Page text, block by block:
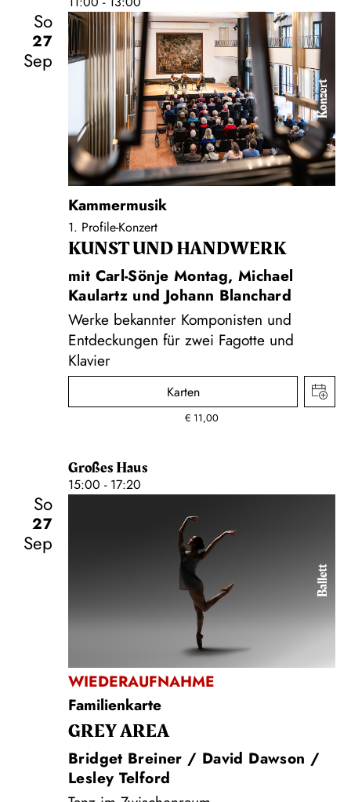
So
27
Sep
Konzert
Kammermusik
1. Profile-Konzert
KUNST UND HAND­WERK
mit Carl-Sönje Montag, Michael
Kaulartz und Johann Blanchard
Werke bekannter Komponisten und
Entdeckungen für zwei Fagotte und
Klavier
Karten
€ 11,00
Großes Haus
15:00 - 17:20
So
27
Sep
Ballett
WIEDERAUFNAHME
Familienkarte
GREY AREA
Bridget Breiner / David Dawson /
Lesley Telford